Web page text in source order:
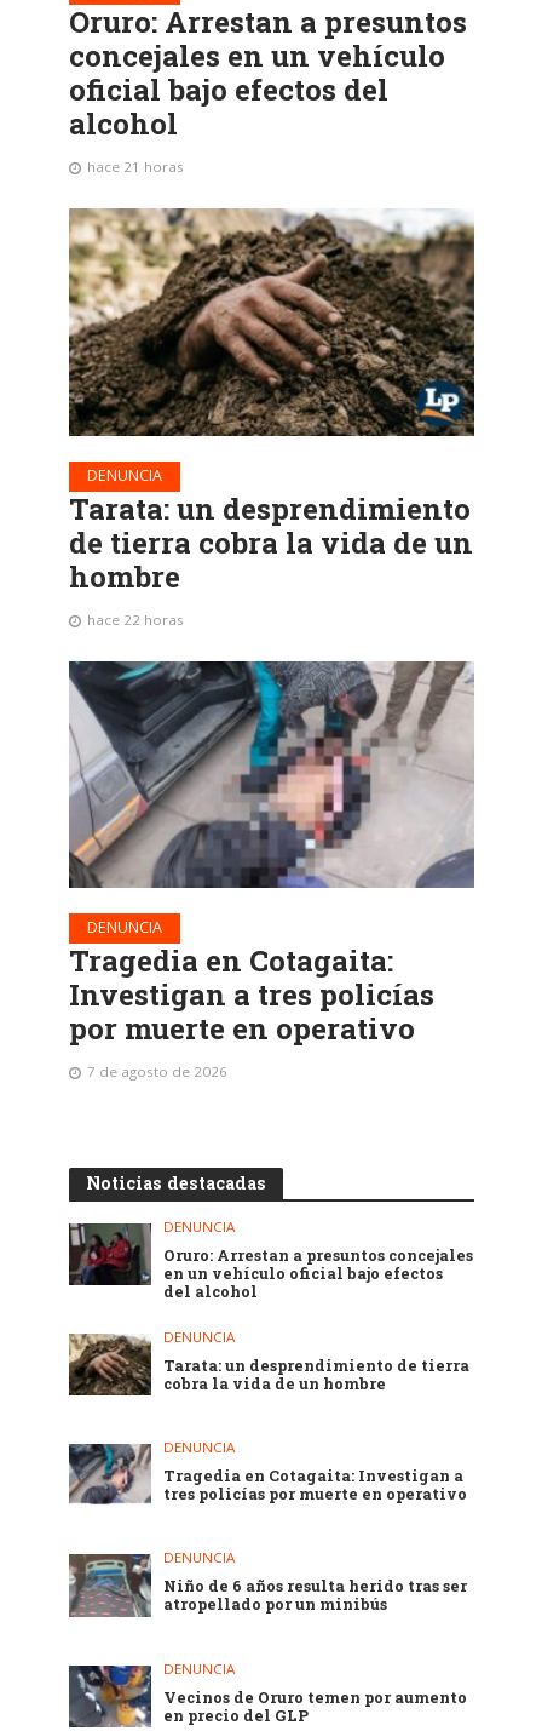
Oruro: Arrestan a presuntos
concejales en un vehículo
oficial bajo efectos del
alcohol
hace 21 horas
DENUNCIA
Tarata: un desprendimiento
de tierra cobra la vida de un
hombre
hace 22 horas
DENUNCIA
Tragedia en Cotagaita:
Investigan a tres policías
por muerte en operativo
7 de agosto de 2026
Noticias destacadas
DENUNCIA
Oruro: Arrestan a presuntos concejales
en un vehículo oficial bajo efectos
del alcohol
DENUNCIA
Tarata: un desprendimiento de tierra
cobra la vida de un hombre
DENUNCIA
Tragedia en Cotagaita: Investigan a
tres policías por muerte en operativo
DENUNCIA
Niño de 6 años resulta herido tras ser
atropellado por un minibús
DENUNCIA
Vecinos de Oruro temen por aumento
en precio del GLP